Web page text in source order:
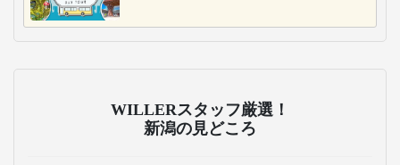
WILLERスタッフ厳選！
新潟の見どころ